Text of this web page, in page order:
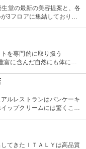
堂の最新の美容提案と、各
3フロアに集結しており、
でチェックしよう。
を専門的に取り扱う
に含んだ自然にも体にも
ルレストランはパンケーキ
ップクリームには驚くこと
てきたＩＴＡＬＹは高品質